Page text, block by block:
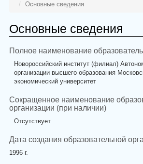
Основные сведения
Основные сведения
Полное наименование
Новороссийский институт (филиал)
организации высшего образования
экономический университет
Сокращенное наименование
организации (при наличии)
Отсутствует
Дата создания образовательной
1996 г.